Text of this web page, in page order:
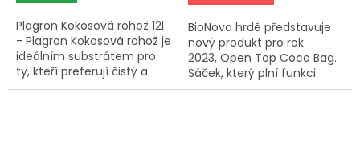
Plagron Kokosová rohož 12l
- Plagron Kokosová rohož je
ideálním substrátem pro
ty, kteří preferují čistý a
přírodní produkt. Tento
BioNova hrdě představuje
nový produkt pro rok
2023, Open Top Coco Bag.
Sáček, který plní funkci
květináče, naplněný směsí